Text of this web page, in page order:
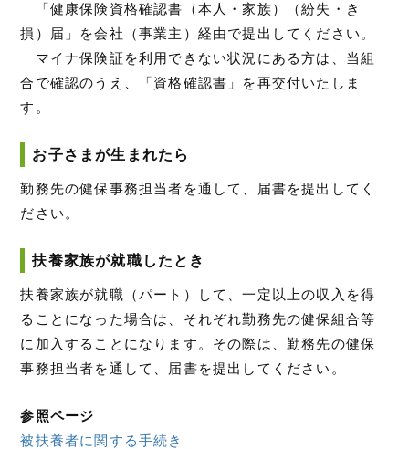
「健康保険資格確認書（本人・家族）（紛失・き
損）届」を会社（事業主）経由で提出してください。
マイナ保険証を利用できない状況にある方は、当組
合で確認のうえ、「資格確認書」を再交付いたしま
す。
お子さまが生まれたら
勤務先の健保事務担当者を通して、届書を提出してく
ださい。
扶養家族が就職したとき
扶養家族が就職（パート）して、一定以上の収入を得
ることになった場合は、それぞれ勤務先の健保組合等
に加入することになります。その際は、勤務先の健保
事務担当者を通して、届書を提出してください。
参照ページ
被扶養者に関する手続き